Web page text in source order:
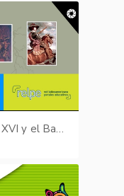
Kairos - La España del siglo XVI y el Barroco